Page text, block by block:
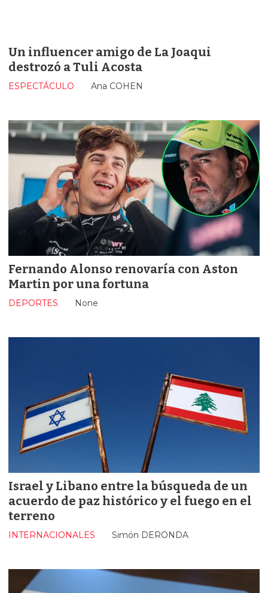
Un influencer amigo de La Joaqui
destrozó a Tuli Acosta
Ana COHEN
ESPECTÁCULO
Fernando Alonso renovaría con Aston
Martin por una fortuna
None
DEPORTES
Israel y Libano entre la búsqueda de un
acuerdo de paz histórico y el fuego en el
terreno
Simón DERONDA
INTERNACIONALES